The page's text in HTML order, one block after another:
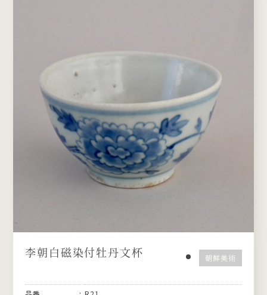
李朝白磁染付牡丹文杯 朝鮮美術